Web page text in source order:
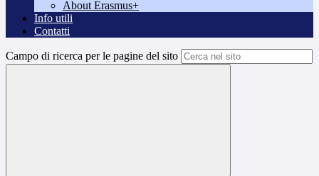
About Erasmus+
Info utili
Contatti
Campo di ricerca per le pagine del sito